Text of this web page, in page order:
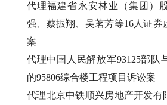
代理福建省永安林业（集团）
强、蔡振翔、吴茗芳等16人证券
案
代理中国人民解放军93125部队
的95806综合楼工程项目诉讼案
代理北京中铁顺兴房地产开发有